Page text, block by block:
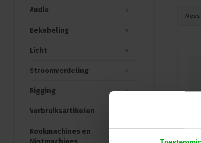
Audio
Bekabeling
Licht
Stroomverdeling
Rigging
Verbruiksartikelen
Rookmachines en
Mistmachines